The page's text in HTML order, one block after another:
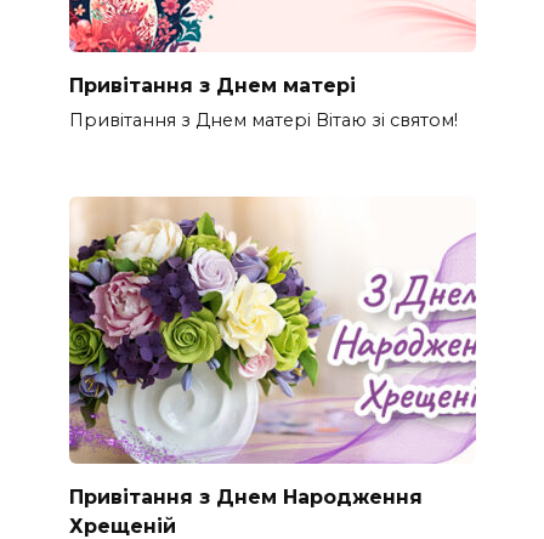
Привітання з Днем матері
Привітання з Днем матері Вітаю зі святом!
Привітання з Днем Народження
Хрещеній